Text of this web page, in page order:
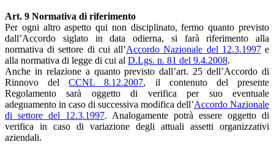
Art. 9 Normativa di riferimento
Per ogni altro aspetto qui non disciplinato, fermo quanto previsto
dall’Accordo siglato in data odierna, si farà riferimento alla
normativa di settore di cui all’Accordo Nazionale del 12.3.1997e
alla normativa di legge di cui al D.Lgs. n. 81 del 9.4.2008.
Anche in relazione a quanto previsto dall’art. 25 dell’Accordo di
Rinnovo delCCNL 8.12.2007, il contenuto del presente
Regolamento sarà oggetto di verifica per suo eventuale
adeguamento in caso di successiva modifica dell’Accordo Nazionale
di settore del 12.3.1997. Analogamente potrà essere oggetto di
verifica in caso di variazione degli attuali assetti organizzativi
aziendali.